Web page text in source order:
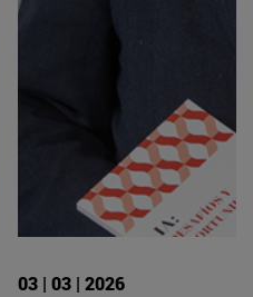
03 | 03 | 2026